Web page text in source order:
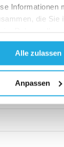
Informationen
die Sie
Alle zulassen
Anpassen